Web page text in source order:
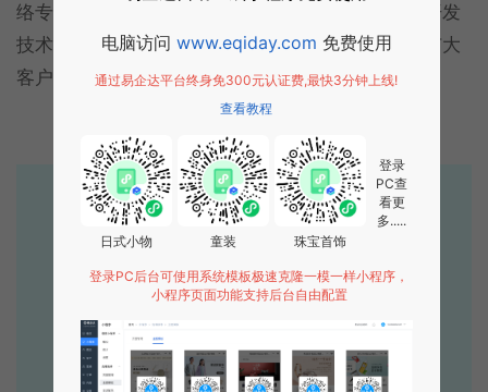
络专业的互联网服务商，拥有经验成熟的
开发
技术团队，能够根据客户需求进行定制开发，深受广大
客户的信赖与喜爱，敬请加微信或者来电咨询~
易企达10年行业沉淀！
专业小程序、公众号H5 APP等软件开发
立即拨打电话享优惠
400-885-7836
点击获取报价
电脑访问 www.eqiday.com 免费使用
通过易企达平台终身免300元认证费,最快3分钟上线!
查看教程
日式小物 童装 珠宝首饰
登录
PC查
看更
多.....
登录PC后台可使用系统模板极速克隆一模一样小程序，
小程序页面功能支持后台自由配置